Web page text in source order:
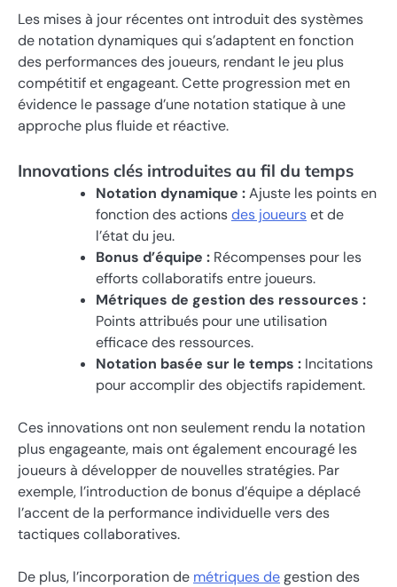
Les mises à jour récentes ont introduit des systèmes
de notation dynamiques qui s’adaptent en fonction
des performances des joueurs, rendant le jeu plus
compétitif et engageant. Cette progression met en
évidence le passage d’une notation statique à une
approche plus fluide et réactive.
Innovations clés introduites au fil du temps
Notation dynamique :Ajuste les points en
fonction des actionsdes joueurset de
l’état du jeu.
Bonus d’équipe : Récompenses pour les
efforts collaboratifs entre joueurs.
Métriques de gestion des ressources :
Points attribués pour une utilisation
efficace des ressources.
Notation basée sur le temps : Incitations
pour accomplir des objectifs rapidement.
Ces innovations ont non seulement rendu la notation
plus engageante, mais ont également encouragé les
joueurs à développer de nouvelles stratégies. Par
exemple, l’introduction de bonus d’équipe a déplacé
l’accent de la performance individuelle vers des
tactiques collaboratives.
De plus, l’incorporation de métriques degestion des